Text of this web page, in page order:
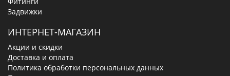
Задвижки
ИНТЕРНЕТ-МАГАЗИН
Акции и скидки
Доставка и оплата
Политика обработки персональных данных